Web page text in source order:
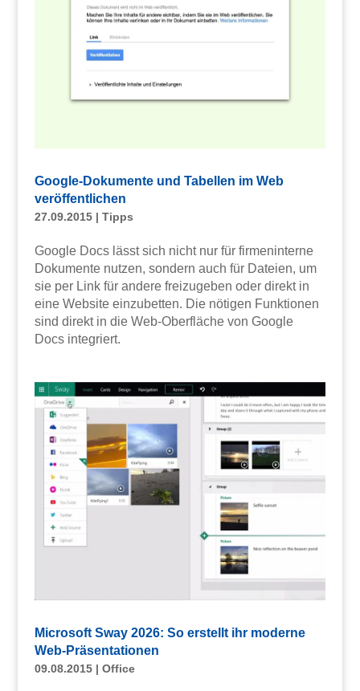
Google-Dokumente und Tabellen im Web
veröffentlichen
27.09.2015| Tipps
Google Docs lässt sich nicht nur für firmeninterne
Dokumente nutzen, sondern auch für Dateien, um
sie per Link für andere freizugeben oder direkt in
eine Website einzubetten. Die nötigen Funktionen
sind direkt in die Web-Oberfläche von Google
Docs integriert.
Microsoft Sway 2026: So erstellt ihr moderne
Web-Präsentationen
09.08.2015| Office